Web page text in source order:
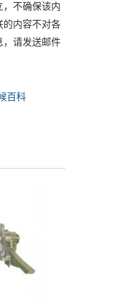
不确保该内
的内容不对各
，请发送邮件
百科